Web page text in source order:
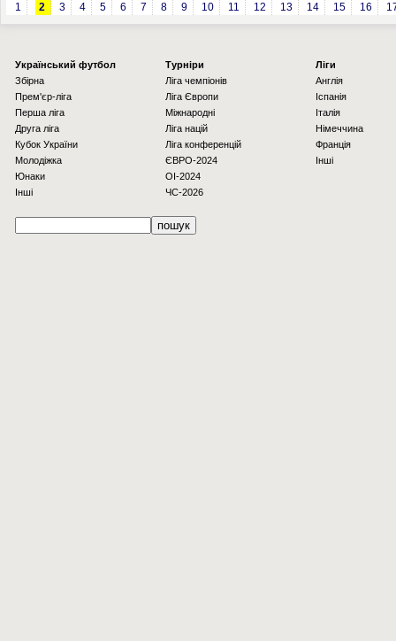
1 2 3 4 5 6 7 8 9 10 11 12 13 14 15 16
Українcький футбол
Збірна
Прем'єр-ліга
Перша ліга
Друга ліга
Кубок України
Молодіжка
Юнаки
Інші
Турніри
Ліга чемпіонів
Ліга Європи
Міжнародні
Ліга націй
Ліга конференцій
ЄВРО-2024
OI-2024
ЧС-2026
Ліги
Англія
Іспанія
Італія
Німеччина
Франція
Інші